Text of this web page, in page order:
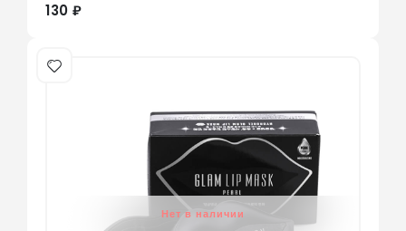
130 ₽
Нет в наличии